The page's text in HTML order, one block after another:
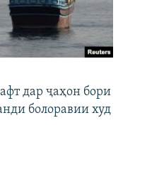
дар ҷаҳон бори
болоравии худ